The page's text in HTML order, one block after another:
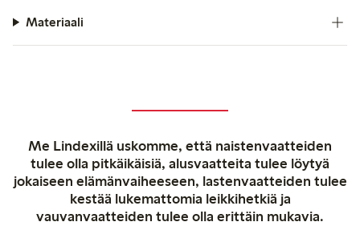
Materiaali
Me Lindexillä uskomme, että naistenvaatteiden
tulee olla pitkäikäisiä, alusvaatteita tulee löytyä
jokaiseen elämänvaiheeseen, lastenvaatteiden tulee
kestää lukemattomia leikkihetkiä ja
vauvanvaatteiden tulee olla erittäin mukavia.